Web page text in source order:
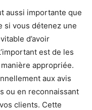
aussi importante que
si vous détenez une
d’avoir
est de les
appropriée.
aux avis
ou en reconnaissant
clients. Cette